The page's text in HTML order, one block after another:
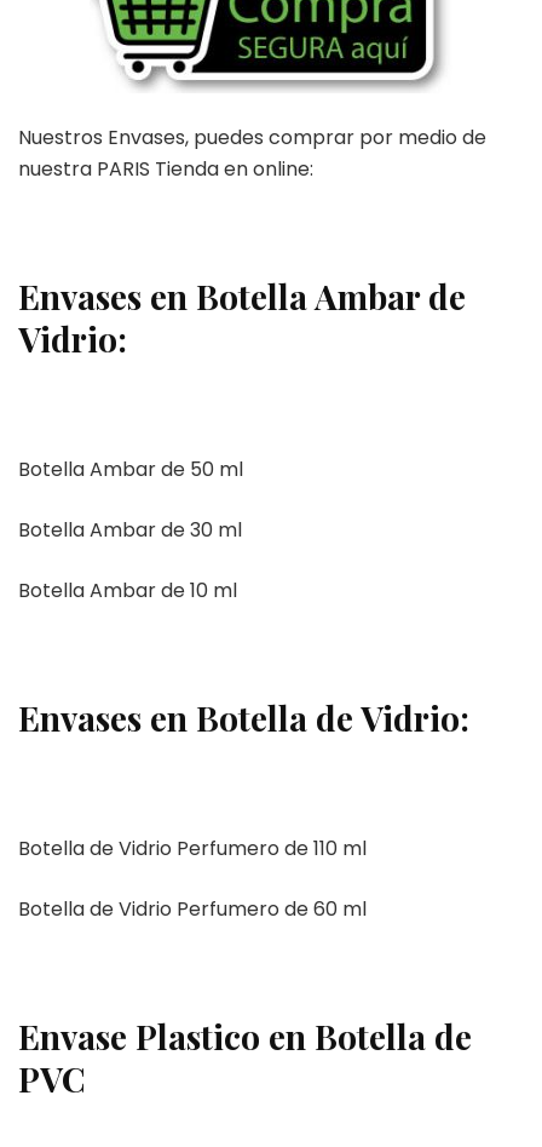
Nuestros Envases, puedes comprar por medio de
nuestra PARIS Tienda en online:
Envases en Botella Ambar de
Vidrio:
Botella Ambar de 50 ml
Botella Ambar de 30 ml
Botella Ambar de 10 ml
Envases en Botella de Vidrio:
Botella de Vidrio Perfumero de 110 ml
Botella de Vidrio Perfumero de 60 ml
Envase Plastico en Botella de
PVC